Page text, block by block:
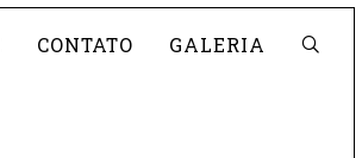
Pesquisar
CONTATO GALERIA